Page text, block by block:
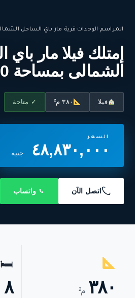
المراسم· الوحدات· قرية مار باي الساحل
إمتلك فيلا مار
الشمالى بمساحة 380متراً
فيلا ٣٨٠ م² ✓ متاحة
السعر
٤٨,٨٣٠,٠٠٠ جنيه
اتصل الآن واتساب
٣٨٠ م²
🛏
٨